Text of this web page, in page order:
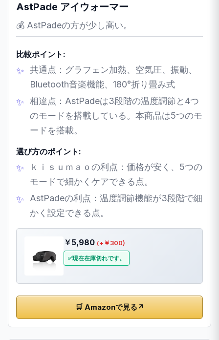
AstPade アイウォーマー
💰 AstPadeの方が少し高い。
比較ポイント:
共通点：グラフェン加熱、空気圧、振動、
Bluetooth音楽機能、180°折り畳み式
相違点：AstPadeは3段階の温度調節と4つ
のモードを搭載している。本商品は5つのモ
ードを搭載。
選び方のポイント:
ｋｉｓｕｍａｏの利点：価格が安く、5つの
モードで細かくケアできる点。
AstPadeの利点：温度調節機能が3段階で細
かく設定できる点。
￥5,980 (+￥300)
現在在庫切れです。
🛒 Amazonで見る ↗